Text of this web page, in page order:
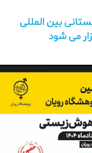
بین المللی
می شود